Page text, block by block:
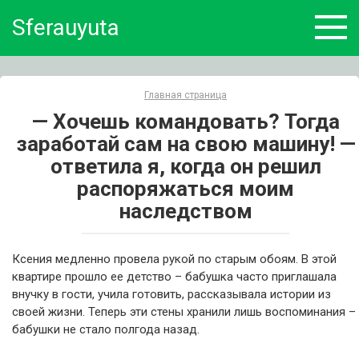
Sferauyuta
Главная страница
— Хочешь командовать? Тогда
заработай сам на свою машину! —
ответила я, когда он решил
распоряжаться моим
наследством
Ксения медленно провела рукой по старым обоям. В этой
квартире прошло ее детство – бабушка часто приглашала
внучку в гости, учила готовить, рассказывала истории из
своей жизни. Теперь эти стены хранили лишь воспоминания –
бабушки не стало полгода назад.